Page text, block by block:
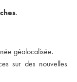
.
géolocalisée.
sur des nouvelles